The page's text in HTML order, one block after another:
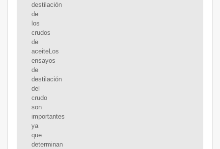
destilación
de
los
crudos
de
aceiteLos
ensayos
de
destilación
del
crudo
son
importantes
ya
que
determinan